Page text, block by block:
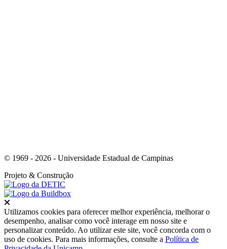
© 1969 - 2026 - Universidade Estadual de Campinas
Projeto & Construção
Utilizamos cookies para oferecer melhor experiência, melhorar o
desempenho, analisar como você interage em nosso site e
personalizar conteúdo. Ao utilizar este site, você concorda com o
uso de cookies. Para mais informações, consulte a Política de